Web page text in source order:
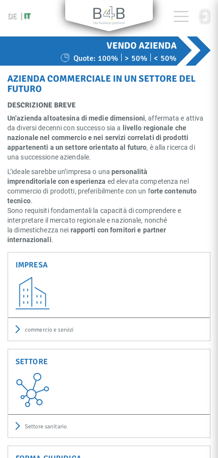
DE IT
VENDO AZIENDA
Quote: 100% > 50% < 50%
AZIENDA COMMERCIALE IN UN SETTORE DEL
FUTURO
DESCRIZIONE BREVE
Un’azienda altoatesina di medie dimensioni, affermata e attiva
da diversi decenni con successo sia a livello regionale che
nazionale nel commercio e nei servizi correlati di prodotti
appartenenti a un settore orientato al futuro, è alla ricerca di
una successione aziendale.
L’ideale sarebbe un’impresa o unapersonalità
imprenditoriale con esperienza ed elevata competenza nel
commercio di prodotti, preferibilmente con un forte contenuto
tecnico.
Sono requisiti fondamentali la capacità di comprendere e
interpretare il mercato regionale e nazionale, nonché
la dimestichezza nei rapporti con fornitori e partner
internazionali.
IMPRESA
commercio e servizi
SETTORE
Settore sanitario